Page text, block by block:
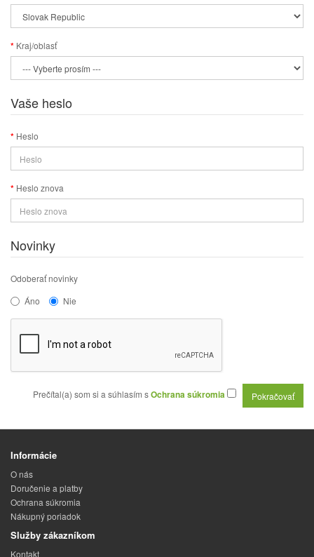
Kraj/oblasť
Vaše heslo
Heslo
Heslo znova
Novinky
Odoberať novinky
Áno
Nie
Prečítal(a) som si a súhlasím sOchrana súkromia
Informácie
O nás
Doručenie a platby
Ochrana súkromia
Nákupný poriadok
Služby zákazníkom
Kontakt